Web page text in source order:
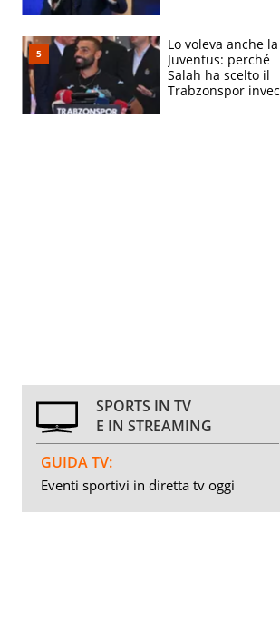
Lo voleva anche la
Juventus: perché
Salah ha scelto il
Trabzonspor invece
SPORTS IN TV
E IN STREAMING
GUIDA TV:
Eventi sportivi in diretta tv oggi